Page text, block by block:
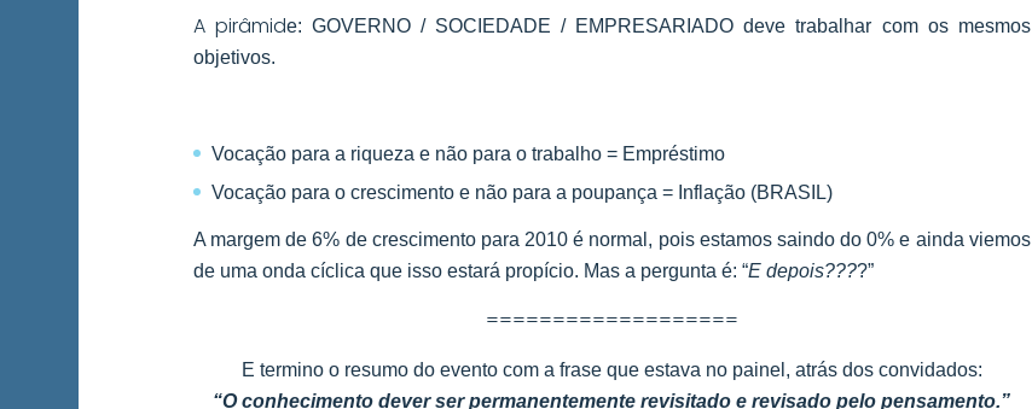
A pirâmide: GOVERNO / SOCIEDADE / EMPRESARIADO deve trabalhar com os mesmos
objetivos.
Vocação para a riqueza e não para o trabalho = Empréstimo
Vocação para o crescimento e não para a poupança = Inflação (BRASIL)
A margem de 6% de crescimento para 2010 é normal, pois estamos saindo do 0% e ainda viemos
de uma onda cíclica que isso estará propício. Mas a pergunta é: “E depois????”
===================
E termino o resumo do evento com a frase que estava no painel, atrás dos convidados:
“O conhecimento dever ser permanentemente revisitado e revisado pelo pensamento.”